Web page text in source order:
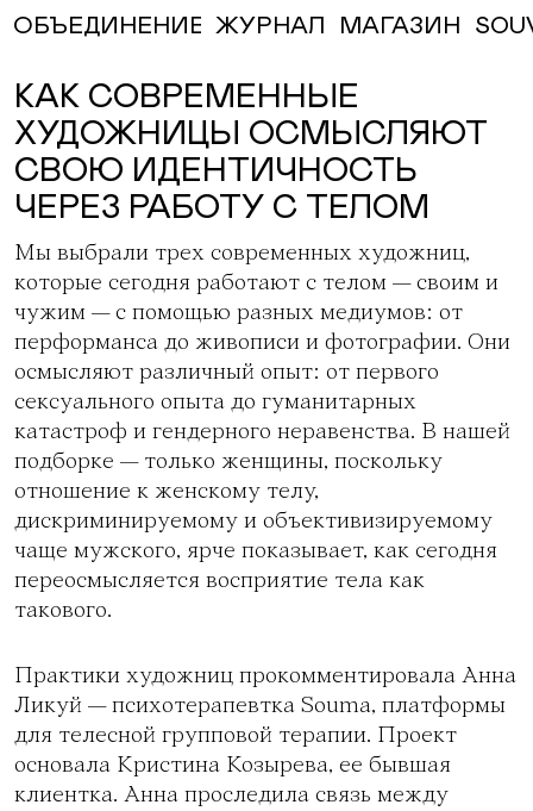
ОБЪЕДИНЕНИЕ ЖУРНАЛ МАГАЗИН
КАК СОВРЕМЕННЫЕ
ХУДОЖНИЦЫ ОСМЫСЛЯЮТ
СВОЮ ИДЕНТИЧНОСТЬ
ЧЕРЕЗ РАБОТУ С ТЕЛОМ
Мы выбрали трех современных художниц,
которые сегодня работают с телом — своим и
чужим — с помощью разных медиумов: от
перформанса до живописи и фотографии. Они
осмысляют различный опыт: от первого
сексуального опыта до гуманитарных
катастроф и гендерного неравенства. В нашей
подборке — только женщины, поскольку
отношение к женскому телу,
дискриминируемому и объективизируемому
чаще мужского, ярче показывает, как сегодня
переосмысляется восприятие тела как
такового.
Практики художниц прокомментировала Анна
Ликуй — психотерапевтка Souma, платформы
для телесной групповой терапии. Проект
основала Кристина Козырева, ее бывшая
клиентка. Анна проследила связь между